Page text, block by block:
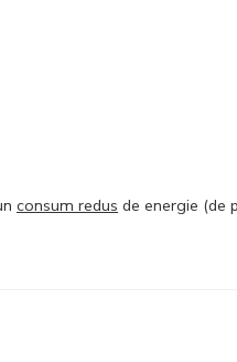
consum redus de energie (de